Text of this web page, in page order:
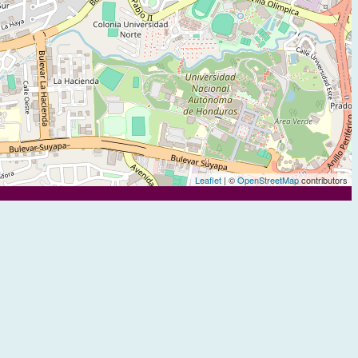
Leaflet | ©OpenStreetMapcontributors